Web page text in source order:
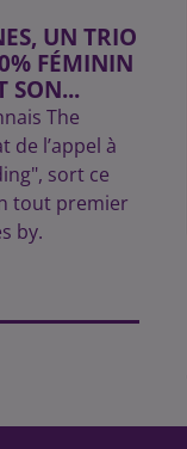
UN TRIO
FÉMININ
SON...
The
de l’appel à
sort ce
tout premier
by.